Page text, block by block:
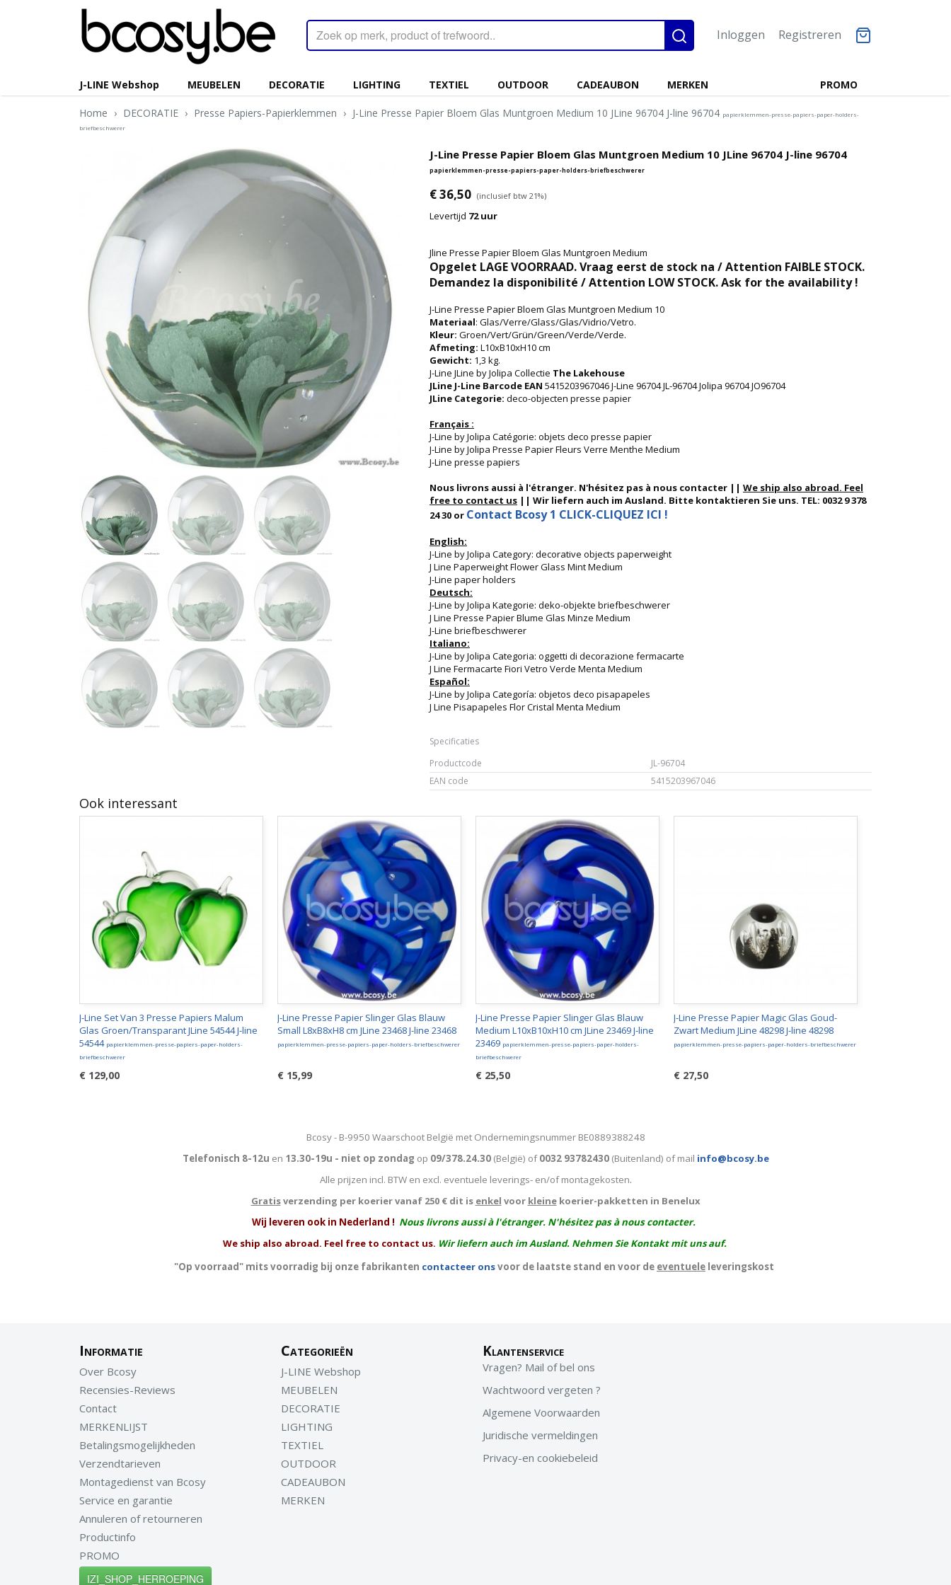
Inloggen Registreren
PROMO
J-LINE Webshop MEUBELEN DECORATIE LIGHTING TEXTIEL OUTDOOR CADEAUBON MERKEN
Home › DECORATIE › Presse Papiers-Papierklemmen › J-Line Presse Papier Bloem Glas Muntgroen Medium 10 JLine 96704 J-line 96704 papierklemmen-presse-papiers-paper-holders-
briefbeschwerer
J-Line Presse Papier Bloem Glas Muntgroen Medium 10 JLine 96704 J-line 96704
papierklemmen-presse-papiers-paper-holders-briefbeschwerer
€ 36,50 (inclusief btw 21%)
Levertijd 72 uur
Jline Presse Papier Bloem Glas Muntgroen Medium
Opgelet LAGE VOORRAAD. Vraag eerst de stock na / Attention FAIBLE STOCK.
Demandez la disponibilité / Attention LOW STOCK. Ask for the availability !
J-Line Presse Papier Bloem Glas Muntgroen Medium 10
Materiaal: Glas/Verre/Glass/Glas/Vidrio/Vetro.
Kleur: Groen/Vert/Grün/Green/Verde/Verde.
Afmeting: L10xB10xH10 cm
Gewicht: 1,3 kg.
J-Line JLine by Jolipa Collectie The Lakehouse
JLine J-Line Barcode EAN 5415203967046 J-Line 96704 JL-96704 Jolipa 96704 JO96704
JLine Categorie: deco-objecten presse papier
Français :
J-Line by Jolipa Catégorie: objets deco presse papier
J-Line by Jolipa Presse Papier Fleurs Verre Menthe Medium
J-Line presse papiers
Nous livrons aussi à l'étranger. N'hésitez pas à nous contacter || We ship also abroad. Feel
free to contact us || Wir liefern auch im Ausland. Bitte kontaktieren Sie uns. TEL: 0032 9 378
24 30 or Contact Bcosy 1 CLICK-CLIQUEZ ICI !
English:
J-Line by Jolipa Category: decorative objects paperweight
J Line Paperweight Flower Glass Mint Medium
J-Line paper holders
Deutsch:
J-Line by Jolipa Kategorie: deko-objekte briefbeschwerer
J Line Presse Papier Blume Glas Minze Medium
J-Line briefbeschwerer
Italiano:
J-Line by Jolipa Categoria: oggetti di decorazione fermacarte
J Line Fermacarte Fiori Vetro Verde Menta Medium
Español:
J-Line by Jolipa Categoría: objetos deco pisapapeles
J Line Pisapapeles Flor Cristal Menta Medium
Specificaties
Productcode
JL-96704
EAN code
5415203967046
Ook interessant
J-Line Set Van 3 Presse Papiers Malum
Glas Groen/Transparant JLine 54544 J-line
54544 papierklemmen-presse-papiers-paper-holders-
briefbeschwerer
€ 129,00
J-Line Presse Papier Slinger Glas Blauw
Small L8xB8xH8 cm JLine 23468 J-line 23468
papierklemmen-presse-papiers-paper-holders-briefbeschwerer
€ 15,99
J-Line Presse Papier Slinger Glas Blauw
Medium L10xB10xH10 cm JLine 23469 J-line
23469 papierklemmen-presse-papiers-paper-holders-
briefbeschwerer
€ 25,50
J-Line Presse Papier Magic Glas Goud-
Zwart Medium JLine 48298 J-line 48298
papierklemmen-presse-papiers-paper-holders-briefbeschwerer
€ 27,50
Bcosy - B-9950 Waarschoot België met Ondernemingsnummer BE0889388248
Telefonisch 8-12u en 13.30-19u - niet op zondag op 09/378.24.30(België) of0032 93782430(Buitenland) of mail info@bcosy.be
Alle prijzen incl. BTW en excl. eventuele leverings- en/of montagekosten.
Gratisverzending per koerier vanaf 250 € dit is enkel voor kleinekoerier-pakketten in Benelux
Wij leveren ook in Nederland ! Nous livrons aussi à l'étranger. N'hésitez pas à nous contacter.
We ship also abroad. Feel free to contact us. Wir liefern auch im Ausland. Nehmen Sie Kontakt mit uns auf.
"Op voorraad" mits voorradig bij onze fabrikanten contacteer onsvoor de laatste stand en voor de eventuele leveringskost
Informatie
Over Bcosy
Recensies-Reviews
Contact
MERKENLIJST
Betalingsmogelijkheden
Verzendtarieven
Montagedienst van Bcosy
Service en garantie
Annuleren of retourneren
Productinfo
PROMO
IZI_SHOP_HERROEPING
Categorieën
J-LINE Webshop
MEUBELEN
DECORATIE
LIGHTING
TEXTIEL
OUTDOOR
CADEAUBON
MERKEN
Klantenservice
Vragen? Mail of bel ons
Wachtwoord vergeten ?
Algemene Voorwaarden
Juridische vermeldingen
Privacy-en cookiebeleid